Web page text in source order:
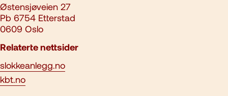
Østensjøveien 27
Pb 6754 Etterstad
0609 Oslo
Relaterte nettsider
slokkeanlegg.no
kbt.no